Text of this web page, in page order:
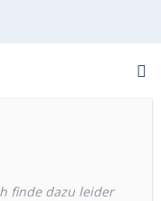
finde dazu leider